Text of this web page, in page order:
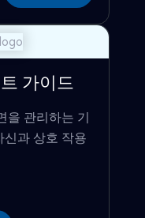
가이드
을 관리하는 기
과 상호 작용